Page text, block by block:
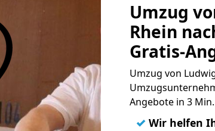
Umzug
Rhein
Gratis-
Umzug von
Angebote in 3 Min.
✓ Wir helfen